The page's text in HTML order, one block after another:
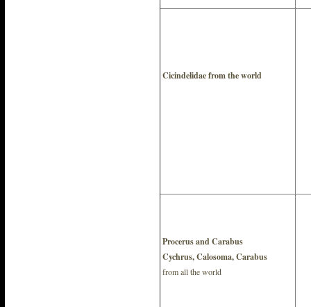
Cicindelidae from the world
Procerus and Carabus
Cychrus, Calosoma, Carabus
from all the world